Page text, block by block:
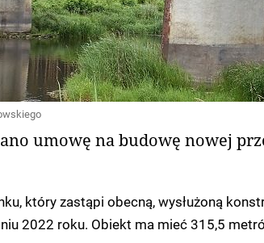
umowę na budowę nowej
który zastąpi obecną, wysłużoną
2022 roku. Obiekt ma mieć 315,5